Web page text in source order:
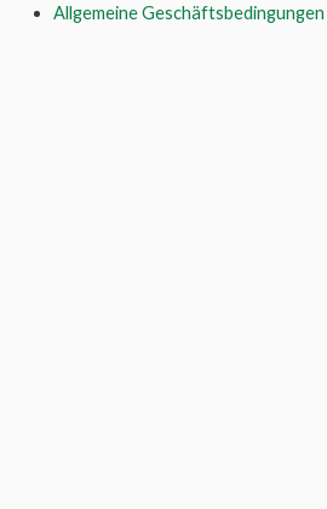
Allgemeine Geschäftsbedingungen